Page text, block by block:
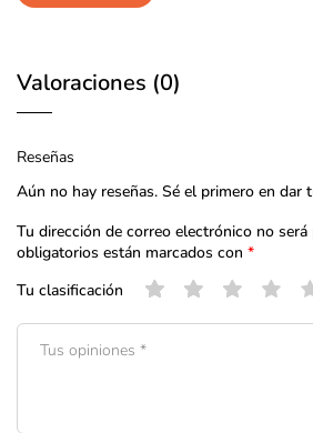
Valoraciones (0)
Reseñas
Aún no hay reseñas. Sé el primero en dar
Tu dirección de correo electrónico no será
obligatorios están marcados con *
Tu clasificación